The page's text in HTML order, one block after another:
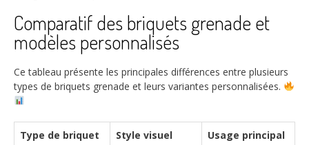
Comparatif des briquets grenade et
modèles personnalisés
Ce tableau présente les principales différences entre plusieurs
types de briquets grenade et leurs variantes personnalisées.
Type de briquet Style visuel
Usage principal